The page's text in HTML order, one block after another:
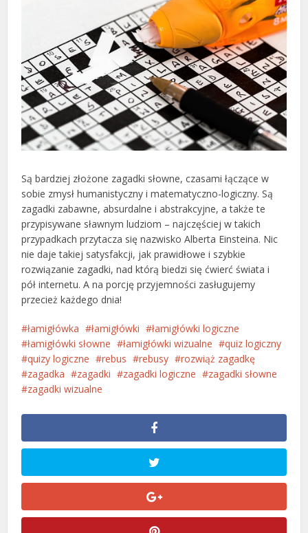
Są bardziej złożone zagadki słowne, czasami łączące w
sobie zmysł humanistyczny i matematyczno-logiczny. Są
zagadki zabawne, absurdalne i abstrakcyjne, a także te
przypisywane sławnym ludziom – najczęściej w takich
przypadkach przytacza się nazwisko Alberta Einsteina. Nic
nie daje takiej satysfakcji, jak prawidłowe i szybkie
rozwiązanie zagadki, nad którą biedzi się ćwierć świata i
pół internetu. A na porcję przyjemności zasługujemy
przecież każdego dnia!
łamigłówka łamigłówki
łamigłówki logiczne
łamigłówki słowne
łamigłówki wizualne
quiz logiczny
quizy logiczne
rebus rebusy
rozwiąż zagadkę
zagadka
zagadki zagadki logiczne
zagadki słowne
zagadki wizualne